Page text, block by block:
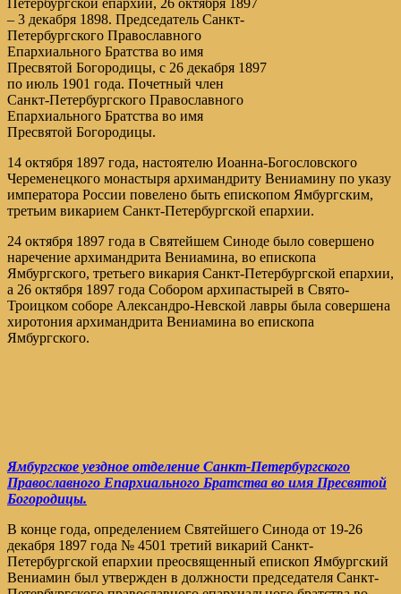
– 3 декабря 1898. Председатель Санкт-
Петербургского Православного
Епархиального Братства во имя
Пресвятой Богородицы, с 26 декабря 1897
по июль 1901 года. Почетный член
Санкт-Петербургского Православного
Епархиального Братства во имя
Пресвятой Богородицы.
14 октября 1897 года, настоятелю Иоанна-Богословского
Череменецкого монастыря архимандриту Вениамину по указу
императора России повелено быть епископом Ямбургским,
третьим викарием Санкт-Петербургской епархии.
24 октября 1897 года в Святейшем Синоде было совершено
наречение архимандрита Вениамина, во епископа
Ямбургского, третьего викария Санкт-Петербургской епархии,
а 26 октября 1897 года Собором архипастырей в Свято-
Троицком соборе Александро-Невской лавры была совершена
хиротония архимандрита Вениамина во епископа
Ямбургского.
Ямбургское уездное отделение Санкт-Петербургского
Православного Епархиального Братства во имя Пресвятой
Богородицы.
В конце года, определением Святейшего Синода от 19-26
декабря 1897 года № 4501 третий викарий Санкт-
Петербургской епархии преосвященный епископ Ямбургский
Вениамин был утвержден в должности председателя Санкт-